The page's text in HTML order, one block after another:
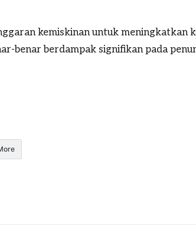
kemiskinan untuk
benar berdampak signifikan pada